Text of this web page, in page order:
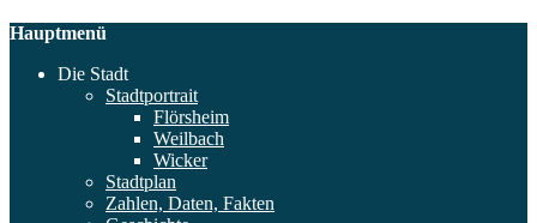
Hauptmenü
Die Stadt
Stadtportrait
Flörsheim
Weilbach
Wicker
Stadtplan
Zahlen, Daten, Fakten